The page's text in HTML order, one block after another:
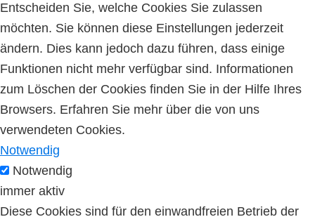
Entscheiden Sie, welche Cookies Sie zulassen
möchten. Sie können diese Einstellungen jederzeit
ändern. Dies kann jedoch dazu führen, dass einige
Funktionen nicht mehr verfügbar sind. Informationen
zum Löschen der Cookies finden Sie in der Hilfe Ihres
Browsers. Erfahren Sie mehr über die von uns
verwendeten Cookies.
Notwendig
Notwendig
immer aktiv
Diese Cookies sind für den einwandfreien Betrieb der